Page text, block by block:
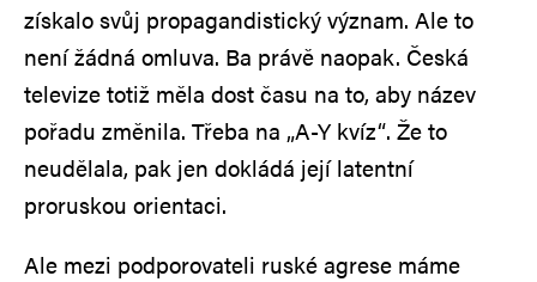
získalo svůj propagandistický význam. Ale to
není žádná omluva. Ba právě naopak. Česká
televize totiž měla dost času na to, aby název
pořadu změnila. Třeba na „A-Y kvíz“. Že to
neudělala, pak jen dokládá její latentní
proruskou orientaci.
Ale mezi podporovateli ruské agrese máme